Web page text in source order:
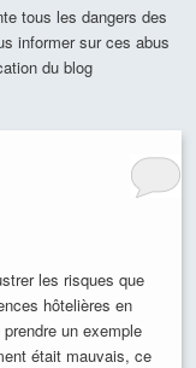
tous les dangers des
informer sur ces abus
du blog
les risques que
hôtelières en
un exemple
était mauvais, ce